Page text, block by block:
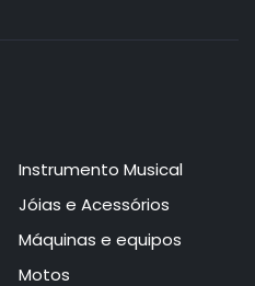
Instrumento Musical
Jóias e Acessórios
Máquinas e equipos
Motos